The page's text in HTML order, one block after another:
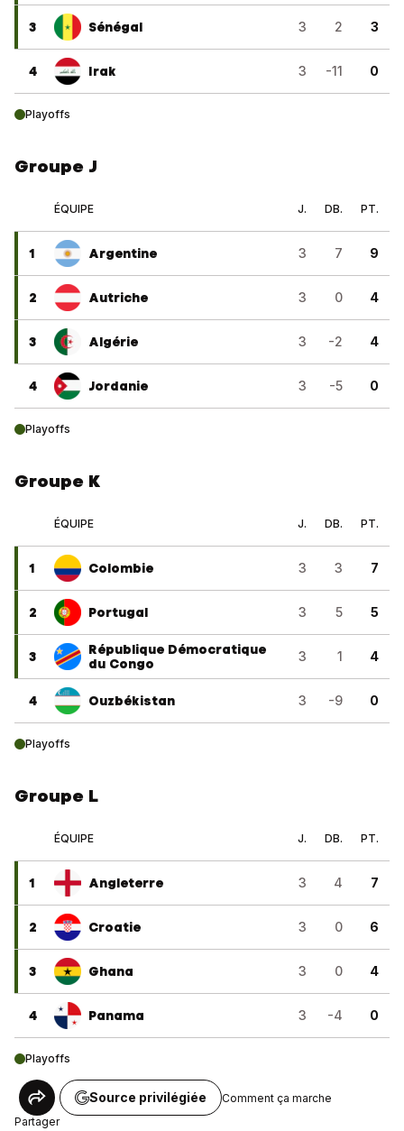
3 Sénégal 3 2 3
4 Irak 3 -11 0
Playoffs
Groupe J
ÉQUIPE J. DB. PT.
1 Argentine 3 7 9
2 Autriche 3 0 4
3 Algérie 3 -2 4
4 Jordanie 3 -5 0
Playoffs
Groupe K
ÉQUIPE J. DB. PT.
1 Colombie 3 3 7
2 Portugal 3 5 5
3
République Démocratique
du Congo
3 1 4
4 Ouzbékistan 3 -9 0
Playoffs
Groupe L
ÉQUIPE J. DB. PT.
1 Angleterre 3 4 7
2 Croatie 3 0 6
3 Ghana 3 0 4
4 Panama 3 -4 0
Playoffs
Partager
Source privilégiée Comment ça marche